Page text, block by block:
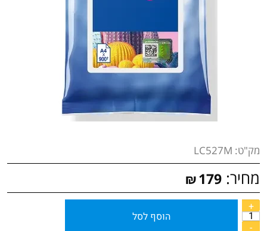
מק"ט: LC527M
מחיר: ₪179
הוסף לסל